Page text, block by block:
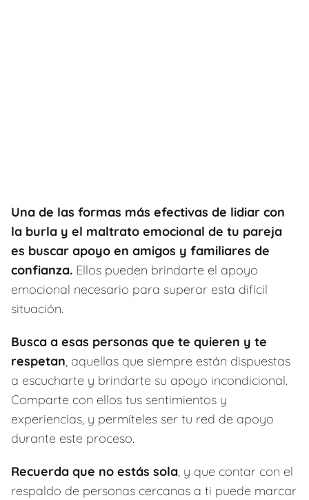
Una de las formas más efectivas de lidiar con
la burla y el maltrato emocional de tu pareja
es buscar apoyo en amigos y familiares de
confianza. Ellos pueden brindarte el apoyo
emocional necesario para superar esta difícil
situación.
Busca a esas personas que te quieren y te
respetan, aquellas que siempre están dispuestas
a escucharte y brindarte su apoyo incondicional.
Comparte con ellos tus sentimientos y
experiencias, y permíteles ser tu red de apoyo
durante este proceso.
Recuerda que no estás sola, y que contar con el
respaldo de personas cercanas a ti puede marcar